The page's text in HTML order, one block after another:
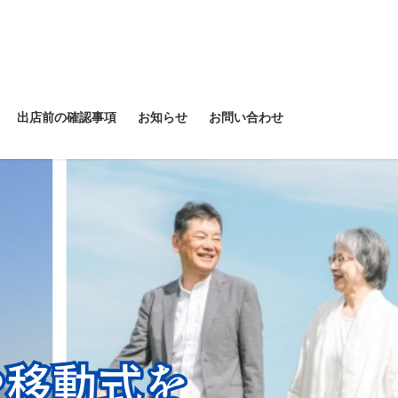
出店前の確認事項 お知らせ お問い合わせ